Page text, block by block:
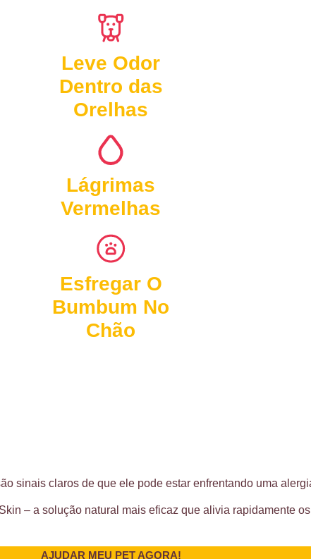
Leve Odor
Dentro das
Orelhas
Lágrimas
Vermelhas
Esfregar O
Bumbum No
Chão
sinais claros de que ele pode estar enfrentando uma
– a solução natural mais eficaz que alivia rapidamente
AJUDAR MEU PET AGORA!